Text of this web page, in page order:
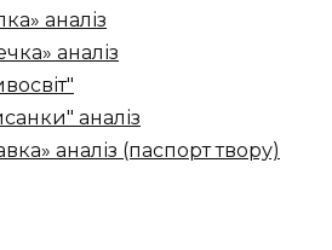
аналіз
аналіз
аналіз
аналіз (паспорт твору)